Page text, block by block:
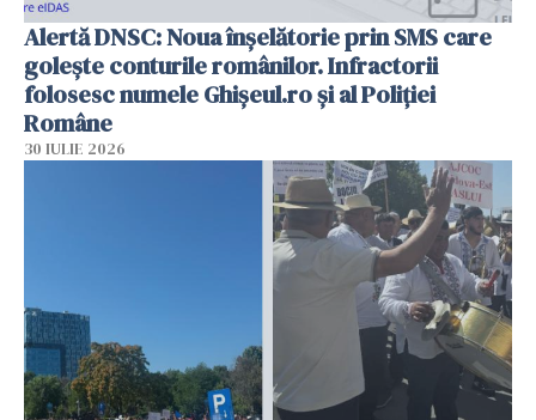
Alertă DNSC: Noua înșelătorie prin SMS care
golește conturile românilor. Infractorii
folosesc numele Ghișeul.ro și al Poliției
Române
30 IULIE 2026